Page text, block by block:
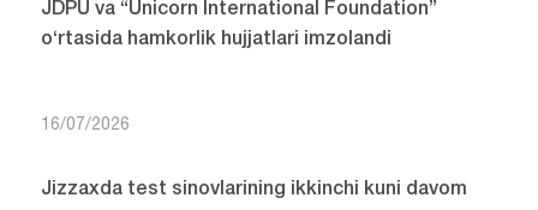
JDPU va “Unicorn International Foundation”
o‘rtasida hamkorlik hujjatlari imzolandi
16/07/2026
Jizzaxda test sinovlarining ikkinchi kuni davom